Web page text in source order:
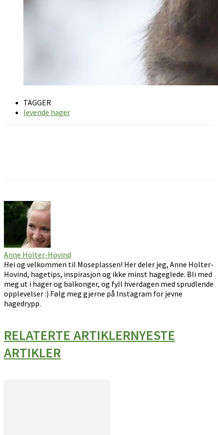
TAGGER
levende hager
Anne Holter-Hovind
Hei og velkommen til Moseplassen! Her deler jeg, Anne Holter-
Hovind, hagetips, inspirasjon og ikke minst hageglede. Bli med
meg ut i hager og balkonger, og fyll hverdagen med sprudlende
opplevelser :) Følg meg gjerne på Instagram for jevne
hagedrypp.
RELATERTE ARTIKLERNYESTE
ARTIKLER